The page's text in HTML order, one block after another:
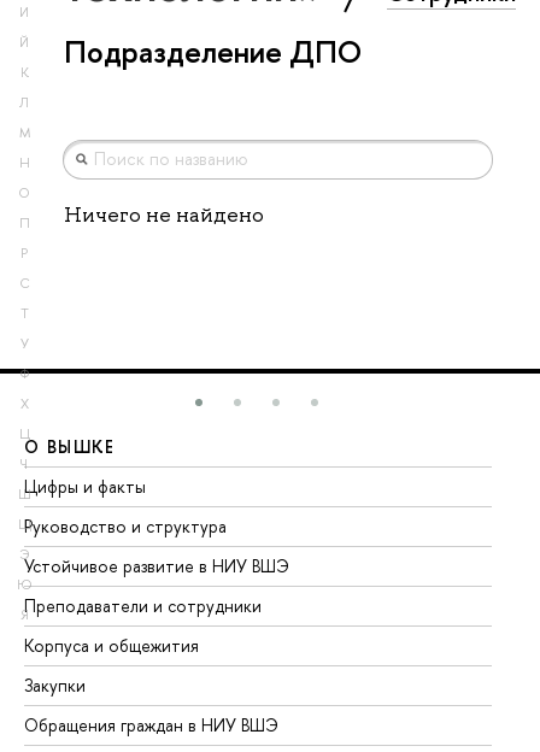
И
Й
К
Л
М
Н
О
П
Р
С
Т
У
Ф
Х
Ц
Ч
Ш
Щ
Э
Ю
Я
Подразделение ДПО
Ничего не найдено
О ВЫШКЕ
Цифры и факты
Руководство и структура
Устойчивое развитие в НИУ ВШЭ
Преподаватели и сотрудники
Корпуса и общежития
Закупки
Обращения граждан в НИУ ВШЭ